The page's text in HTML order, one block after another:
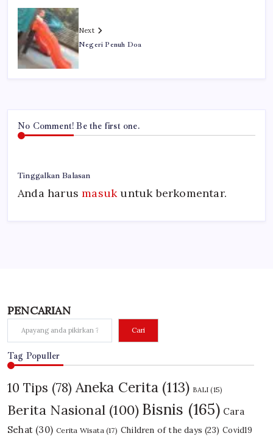
Next
Negeri Penuh Doa
No Comment! Be the first one.
Tinggalkan Balasan
Anda harusmasukuntuk berkomentar.
PENCARIAN
Cari
Tag Populler
10 Tips (78) Aneka Cerita (113) BALI (15)
Berita Nasional (100) Bisnis (165) Cara
Sehat (30) Cerita Wisata (17) Children of the days (23) Covid19